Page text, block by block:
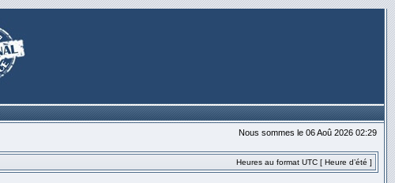
Nous sommes le 06 Aoû 2026 02:29
Heures au format UTC [ Heure d’été ]